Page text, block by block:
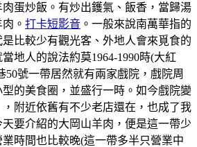
蛋炒飯。有炒出鑊氣、飯香，當歸湯
。 打卡短影音 。一般來說南萬華指的
比較少有觀光客、外地人會來覓食的
地人的說法約莫1964-1990時(大紅
50號一帶居然就有兩家戲院，戲院周
的美食圈，並盛行一時。如今戲院變
附近依舊有不少老店還在，也成了我
要介紹的大岡山羊肉，便是這一帶少
時間也比較晚(這一帶多半只營業中